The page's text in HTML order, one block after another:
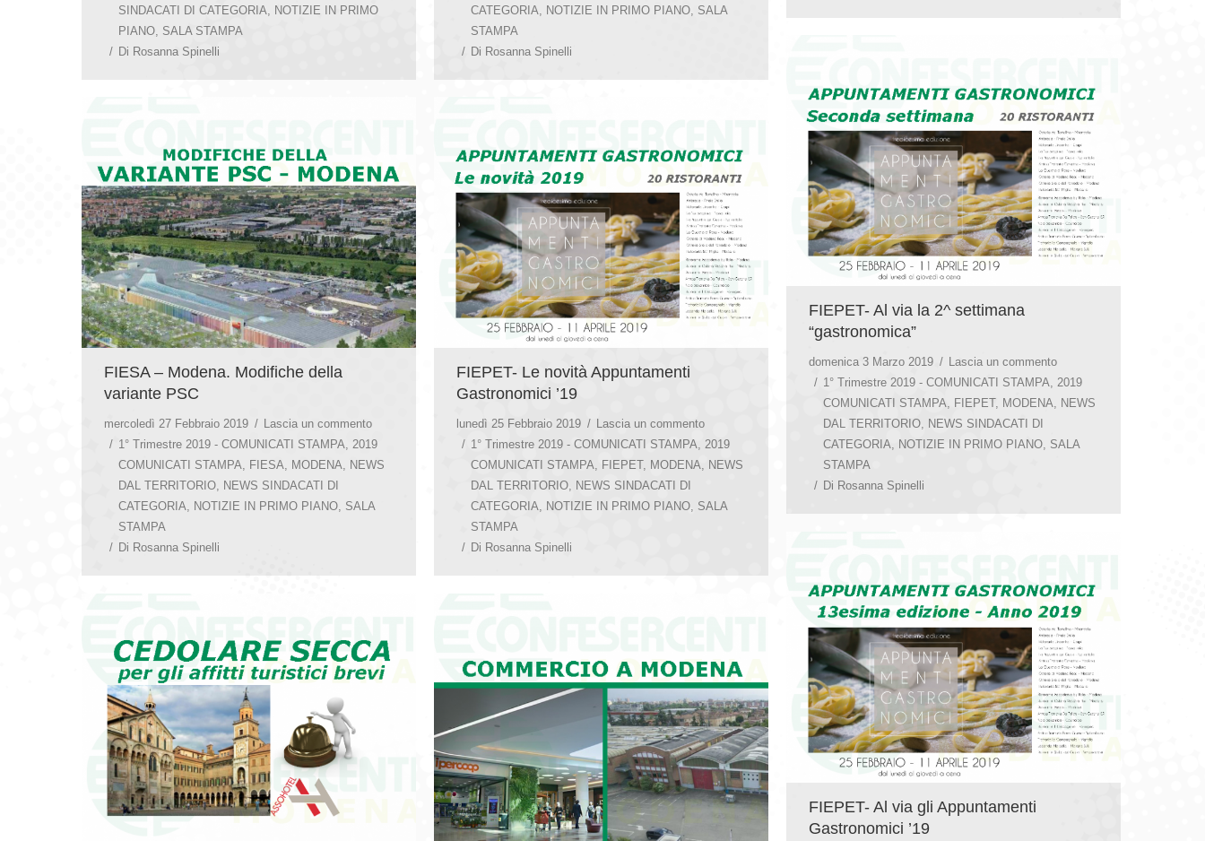
SINDACATI DI CATEGORIA
NOTIZIE IN PRIMO
PIANO SALA STAMPA
Di Rosanna Spinelli
CATEGORIA
NOTIZIE IN PRIMO PIANO SALA
STAMPA
Di Rosanna Spinelli
FIEPET- Al via la 2^ settimana
“gastronomica”
domenica 3 Marzo 2019
Lascia un commento
1° Trimestre 2019 - COMUNICATI STAMPA
2019
COMUNICATI STAMPA
FIEPET, MODENA
NEWS
DAL TERRITORIO
NEWS SINDACATI DI
CATEGORIA
NOTIZIE IN PRIMO PIANO SALA
STAMPA
Di Rosanna Spinelli
FIESA – Modena. Modifiche della
variante PSC
mercoledì 27 Febbraio 2019
Lascia un commento
1° Trimestre 2019 - COMUNICATI STAMPA
2019
COMUNICATI STAMPA
FIESA MODENA
NEWS
DAL TERRITORIO
NEWS SINDACATI DI
CATEGORIA
NOTIZIE IN PRIMO PIANO SALA
STAMPA
Di Rosanna Spinelli
FIEPET- Le novità Appuntamenti
Gastronomici ’19
lunedì 25 Febbraio 2019
Lascia un commento
1° Trimestre 2019 - COMUNICATI STAMPA
2019
COMUNICATI STAMPA
FIEPET, MODENA
NEWS
DAL TERRITORIO
NEWS SINDACATI DI
CATEGORIA
NOTIZIE IN PRIMO PIANO SALA
STAMPA
Di Rosanna Spinelli
FIEPET- Al via gli Appuntamenti
Gastronomici ’19